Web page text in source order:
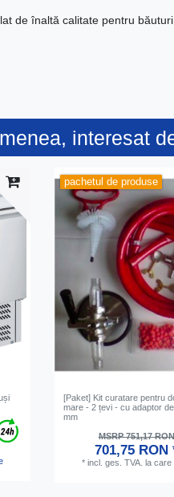
de înaltă calitate pentru
interesat
pachetul de produse
[Paket] Kit curatare pentru
mare - 2 țevi - cu adaptor
mm
MSRP 751,17 RON
701,75 RON
* incl. ges. TVA. la care